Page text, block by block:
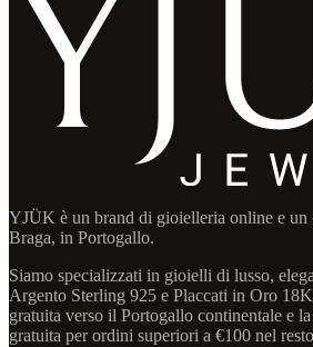
YJÜK è un brand di gioielleria online e un
Braga, in Portogallo.
Siamo specializzati in gioielli di lusso,
Argento Sterling 925 e Placcati in Oro
gratuita verso il Portogallo continentale e la
gratuita per ordini superiori a €100 nel